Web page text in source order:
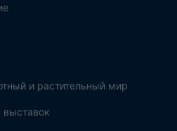
и растительный мир
выставок